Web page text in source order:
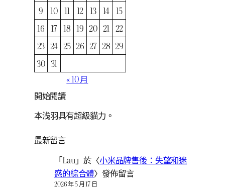
9
10 11 12 13 14 15
16 17 18 19 20 21 22
23 24 25 26 27 28 29
30 31
« 10 月
開始閱讀
本浅羽具有超級貓力。
最新留言
「Lau」於〈小米品牌售後：失望和迷
惑的綜合體〉發佈留言
2026 年 5 月 17 日